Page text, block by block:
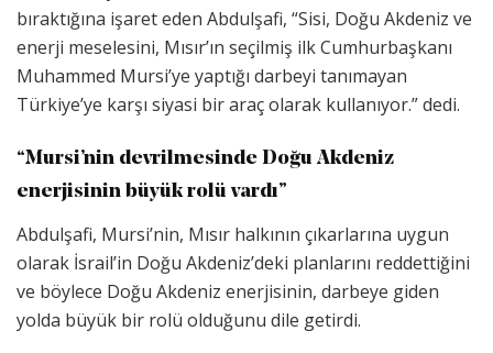
bıraktığına işaret eden Abdulşafi, “Sisi, Doğu Akdeniz ve
enerji meselesini, Mısır’ın seçilmiş ilk Cumhurbaşkanı
Muhammed Mursi’ye yaptığı darbeyi tanımayan
Türkiye’ye karşı siyasi bir araç olarak kullanıyor.” dedi.
“Mursi’nin devrilmesinde Doğu Akdeniz
enerjisinin büyük rolü vardı”
Abdulşafi, Mursi’nin, Mısır halkının çıkarlarına uygun
olarak İsrail’in Doğu Akdeniz’deki planlarını reddettiğini
ve böylece Doğu Akdeniz enerjisinin, darbeye giden
yolda büyük bir rolü olduğunu dile getirdi.